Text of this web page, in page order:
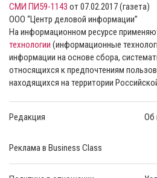
СМИ ПИ59-1143 от 07.02.2017 (газета)
ООО “Центр деловой информации”
На информационном ресурсе
технологии (информационные
информации на основе сбора,
относящихся к предпочтениям
находящихся на территории
Редакция Об
Реклама в Business Class